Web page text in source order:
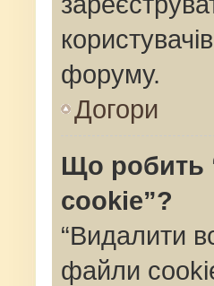
форуму.
Догори
Що робить
cookie”?
“Видалити
файли